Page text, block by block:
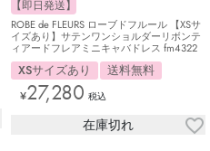
【即日発送】
ROBE de FLEURS ローブドフルール 【XSサ
イズあり】サテンワンショルダーリボンテ
ィアードフレアミニキャバドレス fm4322
XSサイズあり 送料無料
¥27,280 税込
在庫切れ